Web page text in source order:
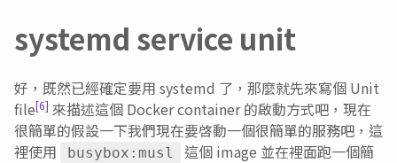
systemd service unit
好，既然已經確定要用 systemd 了，那麼就先來寫個 Unit
file[6] 來描述這個 Docker container 的啟動方式吧，現在
很簡單的假設一下我們現在要啓動一個很簡單的服務吧，這
裡使用
busybox:musl
這個 image 並在裡面跑一個簡